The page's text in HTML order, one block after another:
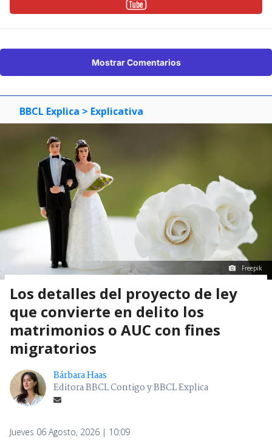
Mostrar Comentarios
BBCL Explica > Explicativa
Freepik
Los detalles del proyecto de ley
que convierte en delito los
matrimonios o AUC con fines
migratorios
Bárbara Haas
Editora BBCL Contigo y BBCL Explica
Jueves 06 Agosto, 2026 | 10:09